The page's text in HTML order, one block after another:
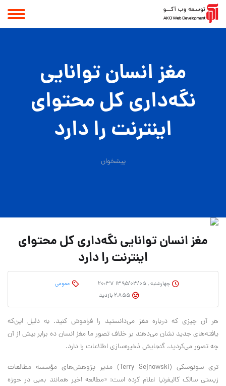
مغز انسان توانایی
نگه‌داری کل محتوای
اینترنت را دارد
پیشخوان
مغز انسان توانایی نگه‌داری کل محتوای
اینترنت را دارد
چهارشنبه , ۱۳۹۵/۰۳/۰۵ ۲۰:۳۷
عمومی
هر آن چیزی که درباره مغز می‌دانستید را فراموش کنید. به دلیل این‌که
یافته‌های جدید نشان می‌دهند بر خلاف تصور ما مغز انسان ده برابر بیش از آن
چه تصور می‌کردید، گنجایش ذخیره‌سازی اطلاعات را دارد.
تری سونوسکی (Terry Sejnowski) مدیر پژوهش‌‌های مؤسسه مطالعات
زیستی سالک کالیفرنیا اعلام کرده‌ است: «مطالعه اخیر همانند بمبی در حوزه